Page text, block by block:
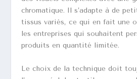
chromatique. Il s’adapte à de
tissus variés, ce qui en fait une
les entreprises qui souhaitent
produits en quantité limitée.
Le choix de la technique doit